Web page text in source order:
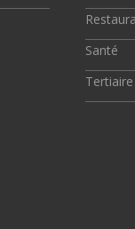
Santé
Tertiaire